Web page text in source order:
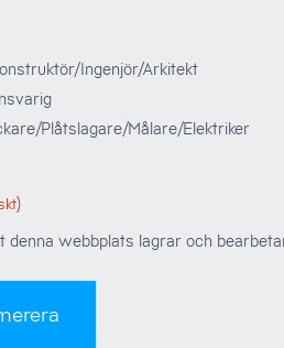
Ingenjör/Arkitekt
Plåtslagare/Målare/Elektriker
denna webbplats lagrar och